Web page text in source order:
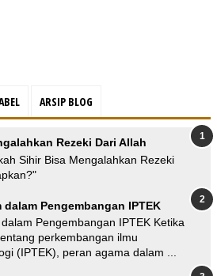
ARSIP BLOG
Rezeki Dari Allah
Sihir Bisa Mengalahkan Rezeki
dalam Pengembangan IPTEK
Pengembangan IPTEK Ketika
perkembangan ilmu
(IPTEK), peran agama dalam ...